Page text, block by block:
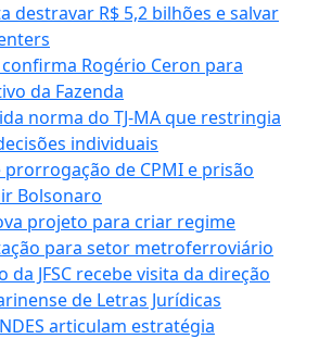
destravar R$ 5,2 bilhões e salvar
Rogério Ceron para
da Fazenda
norma do TJ-MA que restringia
individuais
de CPMI e prisão
Bolsonaro
projeto para criar regime
para setor metroferroviário
JFSC recebe visita da direção
de Letras Jurídicas
articulam estratégia